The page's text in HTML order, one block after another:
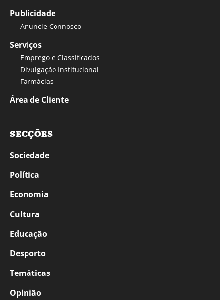
Publicidade
Anuncie Connosco
Serviços
Emprego e Classificados
Divulgação Institucional
Farmácias
Área de Cliente
SECÇÕES
Sociedade
Política
Economia
Cultura
Educação
Desporto
Temáticas
Opinião